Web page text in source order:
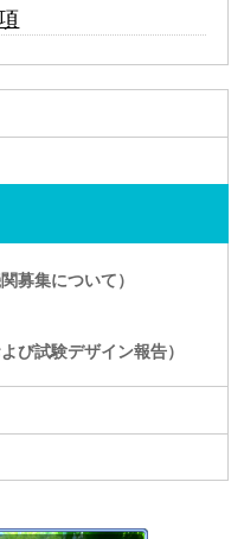
募集について）
び試験デザイン報告）